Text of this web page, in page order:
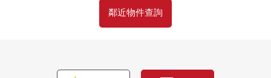
鄰近物件查詢